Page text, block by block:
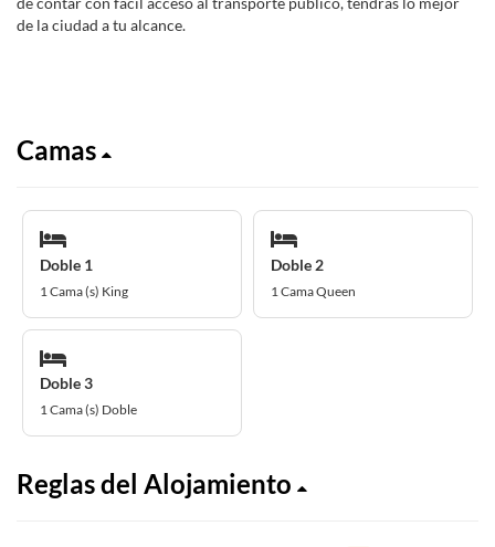
de la ciudad a tu alcance.
Camas
Doble 1
1 Cama (s) King
Doble 2
1 Cama Queen
Doble 3
1 Cama (s) Doble
Reglas del Alojamiento